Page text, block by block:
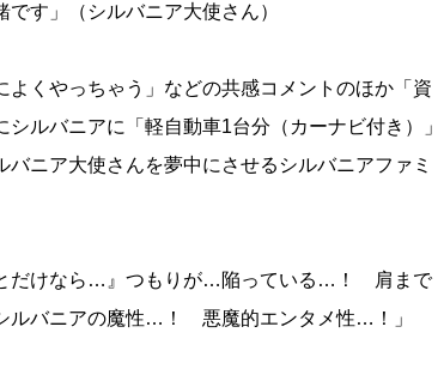
す」（シルバニア大使さん）
くやっちゃう」などの共感コメントのほか「資
ルバニアに「軽自動車1台分（カーナビ付き）」
ニア大使さんを夢中にさせるシルバニアファミ
とだけなら…』つもりが…陥っている…！ 肩まで
バニアの魔性…！ 悪魔的エンタメ性…！」